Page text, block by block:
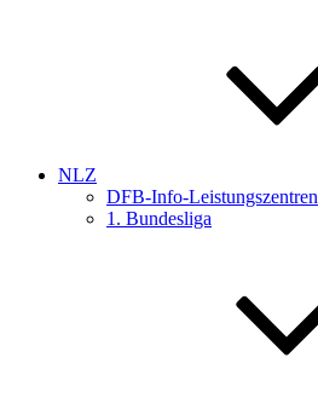
NLZ
DFB-Info-Leistungszentren
1. Bundesliga